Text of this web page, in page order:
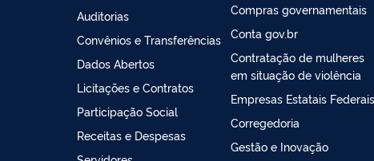
Auditorias
Convênios e Transferências
Dados Abertos
Licitações e Contratos
Participação Social
Receitas e Despesas
Compras governamentais
Conta gov.br
Contratação de mulheres
em situação de violência
Empresas Estatais Federais
Corregedoria
Gestão e Inovação